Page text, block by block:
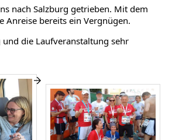
nach Salzburg getrieben. Mit dem
Anreise bereits ein Vergnügen.
und die Laufveranstaltung sehr